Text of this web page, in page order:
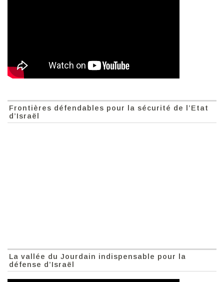
Frontières défendables pour la sécurité de l’Etat
d’Israël
La vallée du Jourdain indispensable pour la
défense d’Israël